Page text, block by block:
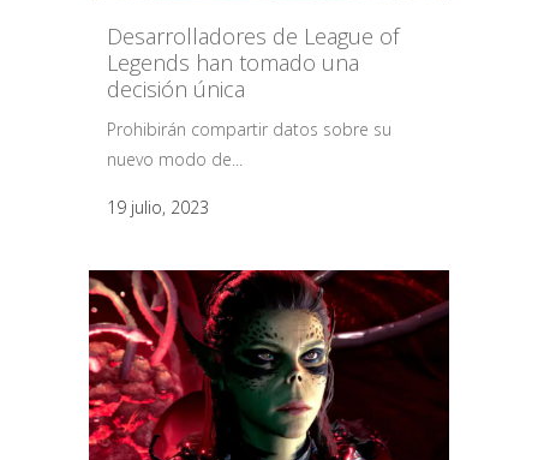
Desarrolladores de League of
Legends han tomado una
decisión única
Prohibirán compartir datos sobre su
nuevo modo de...
19 julio, 2023